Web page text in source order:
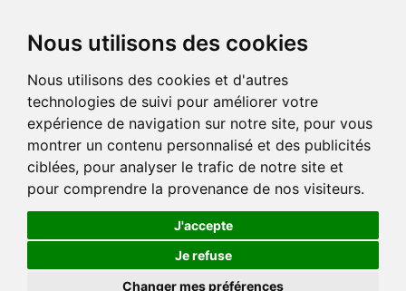
Nous utilisons des cookies
Nous utilisons des cookies et d'autres
technologies de suivi pour améliorer votre
expérience de navigation sur notre site, pour vous
montrer un contenu personnalisé et des publicités
ciblées, pour analyser le trafic de notre site et
pour comprendre la provenance de nos visiteurs.
J'accepte
Je refuse
Changer mes préférences